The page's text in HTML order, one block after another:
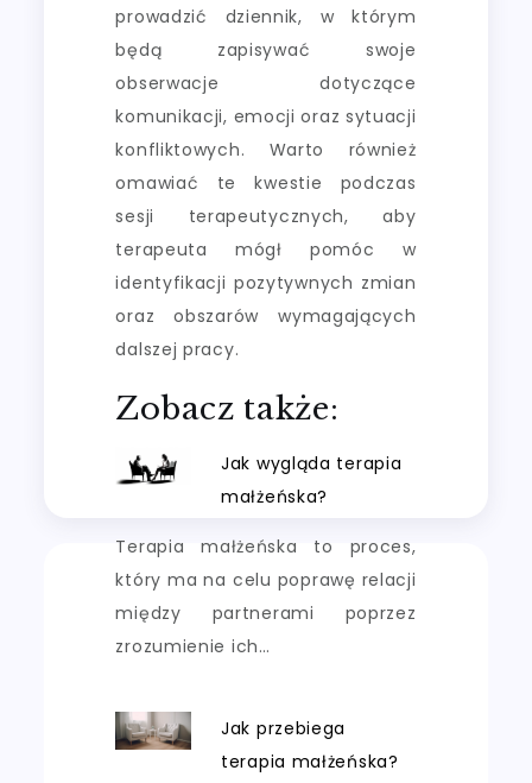
prowadzić dziennik, w którym
będą zapisywać swoje
obserwacje dotyczące
komunikacji, emocji oraz sytuacji
konfliktowych. Warto również
omawiać te kwestie podczas
sesji terapeutycznych, aby
terapeuta mógł pomóc w
identyfikacji pozytywnych zmian
oraz obszarów wymagających
dalszej pracy.
Zobacz także:
Jak wygląda terapia
małżeńska?
Terapia małżeńska to proces,
który ma na celu poprawę relacji
między partnerami poprzez
zrozumienie ich…
Jak przebiega
terapia małżeńska?